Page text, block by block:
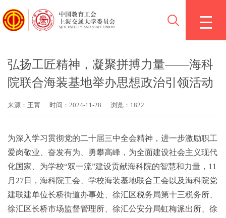
弘扬工匠精神，凝聚拼搏力量——海科
院联合海装基地举办思想政治引领活动
来源：王菁 时间：2024-11-28 浏览：1822
为深入学习贯彻党的二十届三中全会精神，进一步激励职工
爱岗敬业、奋发有为、勇攀高峰，为全面建设社会主义现代
化国家、为学校“双一流”建设贡献海科院的智慧和力量 ， 11
月27日，海科院工会、学校海装基地联合工会以及海科院党
建联建单位长桥街道办事处、徐汇区税务局第十三税务所、
徐汇区长桥市场监督管理所、徐汇公安分局虹梅派出所、徐